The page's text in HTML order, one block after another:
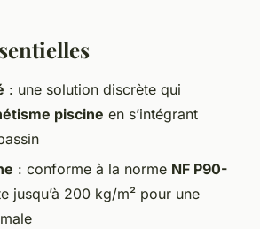
immergé :
transformer
de votre piscine
: une solution discrète qui
piscine en s’intégrant
: conforme à la norme NF P90-
jusqu’à 200 kg/m² pour une